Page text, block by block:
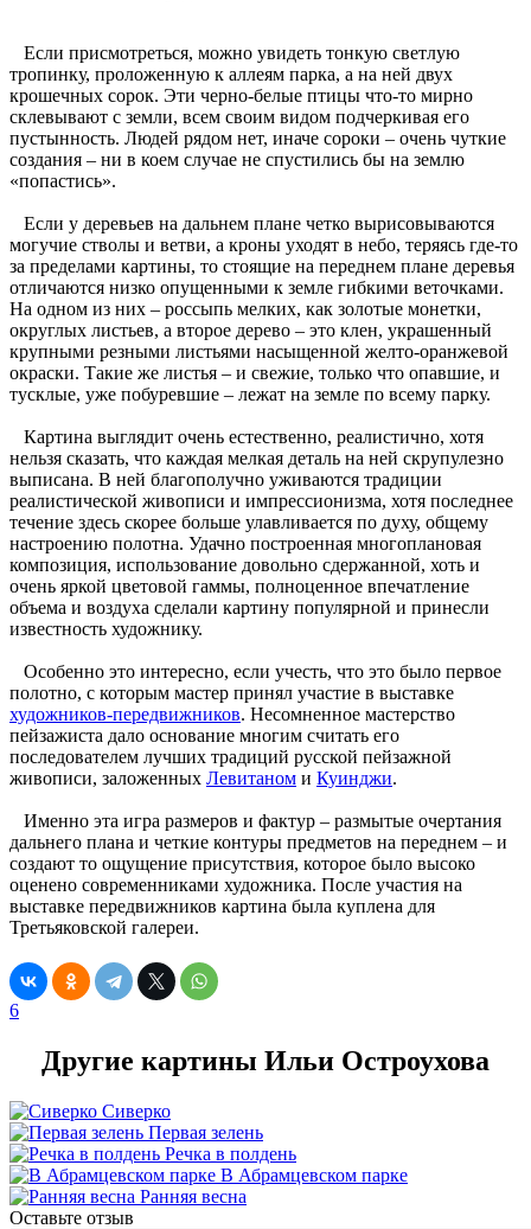
Если присмотреться, можно увидеть тонкую светлую
тропинку, проложенную к аллеям парка, а на ней двух
крошечных сорок. Эти черно-белые птицы что-то мирно
склевывают с земли, всем своим видом подчеркивая его
пустынность. Людей рядом нет, иначе сороки – очень чуткие
создания – ни в коем случае не спустились бы на землю
«попастись».
Если у деревьев на дальнем плане четко вырисовываются
могучие стволы и ветви, а кроны уходят в небо, теряясь где-то
за пределами картины, то стоящие на переднем плане деревья
отличаются низко опущенными к земле гибкими веточками.
На одном из них – россыпь мелких, как золотые монетки,
округлых листьев, а второе дерево – это клен, украшенный
крупными резными листьями насыщенной желто-оранжевой
окраски. Такие же листья – и свежие, только что опавшие, и
тусклые, уже побуревшие – лежат на земле по всему парку.
Картина выглядит очень естественно, реалистично, хотя
нельзя сказать, что каждая мелкая деталь на ней скрупулезно
выписана. В ней благополучно уживаются традиции
реалистической живописи и импрессионизма, хотя последнее
течение здесь скорее больше улавливается по духу, общему
настроению полотна. Удачно построенная многоплановая
композиция, использование довольно сдержанной, хоть и
очень яркой цветовой гаммы, полноценное впечатление
объема и воздуха сделали картину популярной и принесли
известность художнику.
Особенно это интересно, если учесть, что это было первое
полотно, с которым мастер принял участие в выставке
художников-передвижников. Несомненное мастерство
пейзажиста дало основание многим считать его
последователем лучших традиций русской пейзажной
живописи, заложенных Левитаном и Куинджи.
Именно эта игра размеров и фактур – размытые очертания
дальнего плана и четкие контуры предметов на переднем – и
создают то ощущение присутствия, которое было высоко
оценено современниками художника. После участия на
выставке передвижников картина была куплена для
Третьяковской галереи.
6
Другие картины Ильи Остроухова
Сиверко
Первая зелень
Речка в полдень
В Абрамцевском парке
Ранняя весна
Оставьте отзыв